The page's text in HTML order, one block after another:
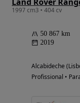
1997 cm3 • 404 cv
50 867 km
2019
Alcabideche
Profissional •